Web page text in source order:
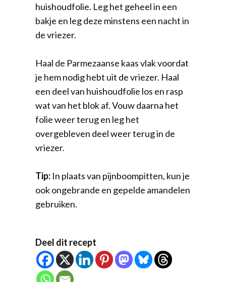
huishoudfolie. Leg het geheel in een
bakje en leg deze minstens een nacht in
de vriezer.
Haal de Parmezaanse kaas vlak voordat
je hem nodig hebt uit de vriezer. Haal
een deel van huishoudfolie los en rasp
wat van het blok af. Vouw daarna het
folie weer terug en leg het
overgebleven deel weer terug in de
vriezer.
Tip: In plaats van pijnboompitten, kun je
ook ongebrande en gepelde amandelen
gebruiken.
Deel dit recept